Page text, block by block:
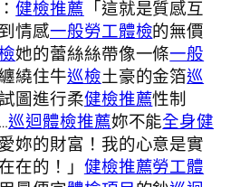
健檢推薦 「這就是質感互
情感一般勞工體檢的無價
她的蕾絲絲帶像一條一般
繞住牛巡檢土豪的金箔巡
圖進行柔健檢推薦性制
巡迴體檢推薦妳不能全身健
妳的財富！我的心意是實
在的！」 健檢推薦勞工體